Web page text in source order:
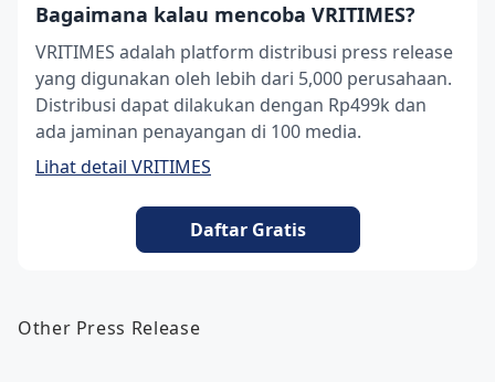
Bagaimana kalau mencoba VRITIMES?
VRITIMES adalah platform distribusi press release
yang digunakan oleh lebih dari 5,000 perusahaan.
Distribusi dapat dilakukan dengan Rp499k dan
ada jaminan penayangan di 100 media.
Lihat detail VRITIMES
Daftar Gratis
Other Press Release